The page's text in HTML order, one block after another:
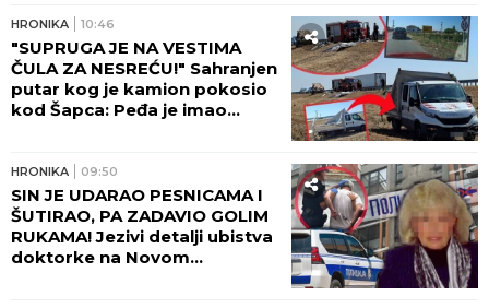
HRONIKA 10:46
"SUPRUGA JE NA VESTIMA
ČULA ZA NESREĆU!" Sahranjen
putar kog je kamion pokosio
kod Šapca: Peđa je imao
HRONIKA 09:50
SIN JE UDARAO PESNICAMA I
ŠUTIRAO, PA ZADAVIO GOLIM
RUKAMA! Jezivi detalji ubistva
doktorke na Novom